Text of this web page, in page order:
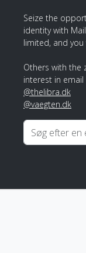
Seize the
identity with
limited, and
Others with the
interest in
@thelibra.dk
@vaegten.dk